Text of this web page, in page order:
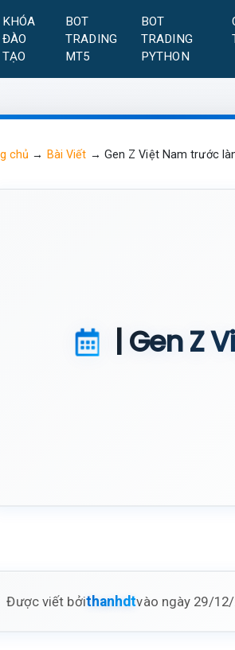
KHÓA
ĐÀO
TẠO
BOT
TRADING
MT5
BOT
TRADING
PYTHON
chủ → Bài Viết → Gen Z Việt Nam trước
| Gen Z
Được viết bởithanhdtvào ngày 29/